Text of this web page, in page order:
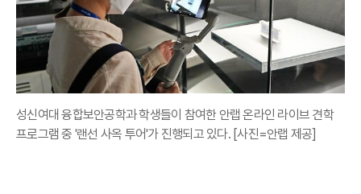
성신여대 융합보안공학과 학생들이 참여한 안랩 온라인 라이브 견학
프로그램 중 '랜선 사옥 투어'가 진행되고 있다. [사진=안랩 제공]